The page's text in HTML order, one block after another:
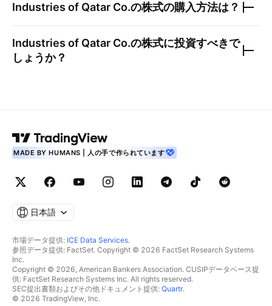
Industries of Qatar Co.の株式の購入方法は？
Industries of Qatar Co.の株式に投資すべきで
しょうか？
MADE BY HUMANS | 人の手で作られています
日本語
市場データ提供: ICE Data Services.
参照データ提供: FactSet. Copyright © 2026 FactSet Research Systems
Inc.
Copyright © 2026, American Bankers Association. CUSIPデータベース提
供: FactSet Research Systems Inc. All rights reserved.
SEC提出書類およびその他ドキュメント提供: Quartr.
© 2026 TradingView, Inc.